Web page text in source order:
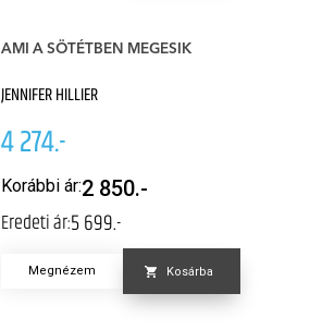
AMI A SÖTÉTBEN MEGESIK
JENNIFER HILLIER
4 274.-
Korábbi ár:2 850.-
Eredeti ár:5 699.-
Megnézem Kosárba